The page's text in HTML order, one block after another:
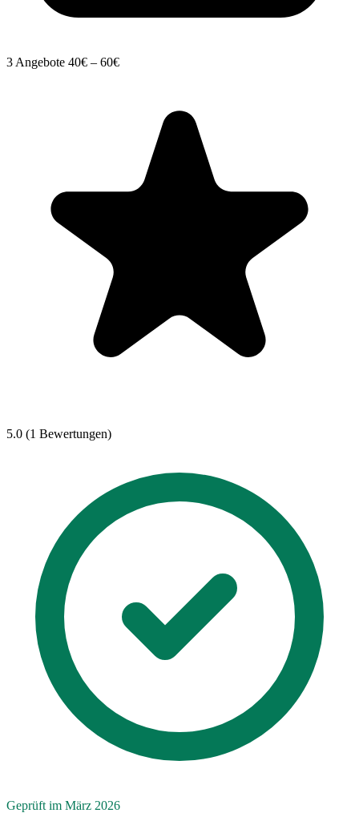
3 Angebote 40€ – 60€
5.0 (1 Bewertungen)
Geprüft im März 2026